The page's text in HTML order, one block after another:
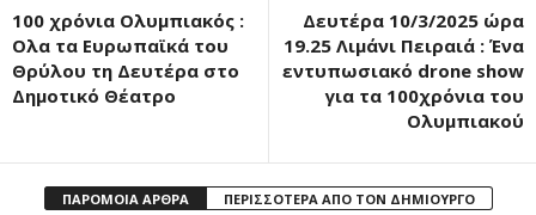
100 χρόνια Ολυμπιακός :
Ολα τα Ευρωπαϊκά του
Θρύλου τη Δευτέρα στο
Δημοτικό Θέατρο
Δευτέρα 10/3/2025 ώρα
19.25 Λιμάνι Πειραιά : Ένα
εντυπωσιακό drone show
για τα 100χρόνια του
Ολυμπιακού
ΠΑΡΟΜΟΙΑ ΑΡΘΡΑ ΠΕΡΙΣΣΟΤΕΡΑ ΑΠΟ ΤΟΝ ΔΗΜΙΟΥΡΓΟ